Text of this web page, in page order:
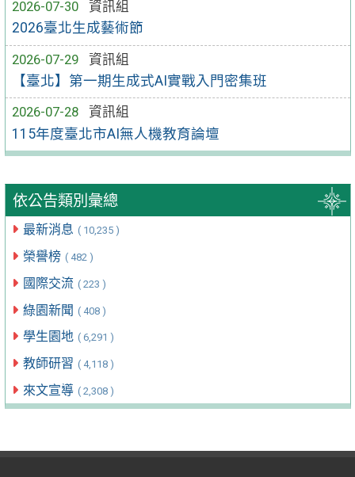
2026-07-30
資訊組
2026臺北生成藝術節
2026-07-29
資訊組
【臺北】第一期生成式AI實戰入門密集班
2026-07-28
資訊組
115年度臺北市AI無人機教育論壇
依公告類別彙總
最新消息 ( 10,235 )
榮譽榜 ( 482 )
國際交流 ( 223 )
綠園新聞 ( 408 )
學生園地 ( 6,291 )
教師研習 ( 4,118 )
來文宣導 ( 2,308 )